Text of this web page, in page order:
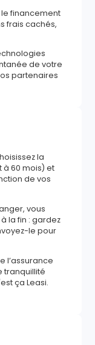
financement
frais cachés,
de votre
partenaires
la
60 mois) et
de vos
vous
la fin : gardez
le pour
l’assurance
tranquillité
ça Leasi.